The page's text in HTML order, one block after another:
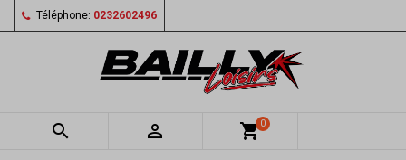
Téléphone: 0232602496
  shopping_cart0